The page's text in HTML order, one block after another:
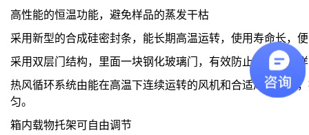
高性能的恒温功能，避免样品的蒸发干枯
采用新型的合成硅密封条，能长期高温运转，使用寿命长，
采用双层门结构，里面一块钢化玻璃门，有效防止开门观察
热风循环系统由能在高温下连续运转的风机和合适风道组成
匀。
箱内载物托架可自由调节